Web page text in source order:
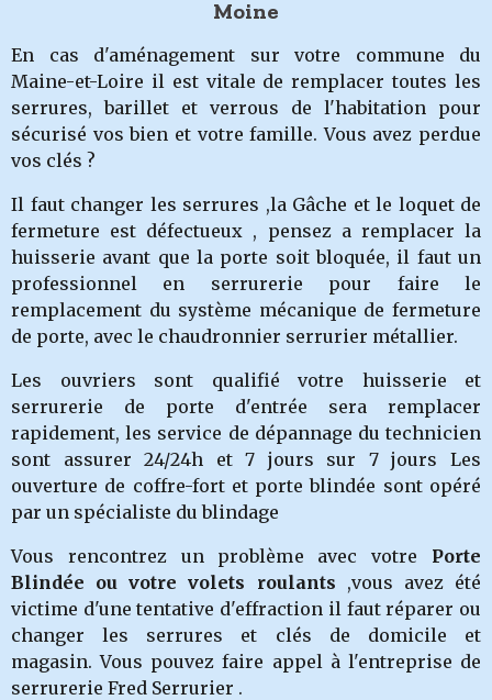
Moine
En cas d'aménagement sur votre commune du
Maine-et-Loire il est vitale de remplacer toutes les
serrures, barillet et verrous de l'habitation pour
sécurisé vos bien et votre famille. Vous avez perdue
vos clés ?
Il faut changer les serrures ,la Gâche et le loquet de
fermeture est défectueux , pensez a remplacer la
huisserie avant que la porte soit bloquée, il faut un
professionnel en serrurerie pour faire le
remplacement du système mécanique de fermeture
de porte, avec le chaudronnier serrurier métallier.
Les ouvriers sont qualifié votre huisserie et
serrurerie de porte d'entrée sera remplacer
rapidement, les service de dépannage du technicien
sont assurer 24/24h et 7 jours sur 7 jours Les
ouverture de coffre-fort et porte blindée sont opéré
par un spécialiste du blindage
Vous rencontrez un problème avec votre Porte
Blindée ou votre volets roulants ,vous avez été
victime d'une tentative d'effraction il faut réparer ou
changer les serrures et clés de domicile et
magasin.Vous pouvez faire appel à l'entreprise de
serrurerie Fred Serrurier .